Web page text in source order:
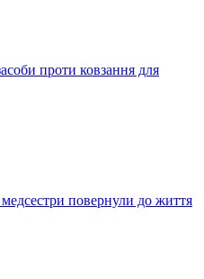
проти ковзання для
медсестри повернули до життя